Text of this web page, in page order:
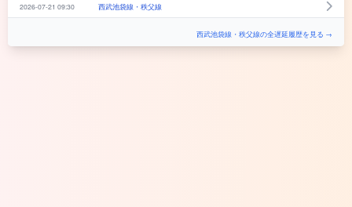
2026-07-21 09:30 西武池袋線・秩父線
西武池袋線・秩父線の全遅延履歴を見る →